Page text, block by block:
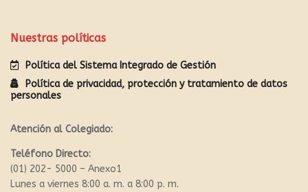
Nuestras políticas
Política del Sistema Integrado de Gestión
Política de privacidad, protección y tratamiento de datos
personales
Atención al Colegiado:
Teléfono Directo:
(01) 202- 5000 – Anexo1
Lunes a viernes 8:00 a. m. a 8:00 p. m.